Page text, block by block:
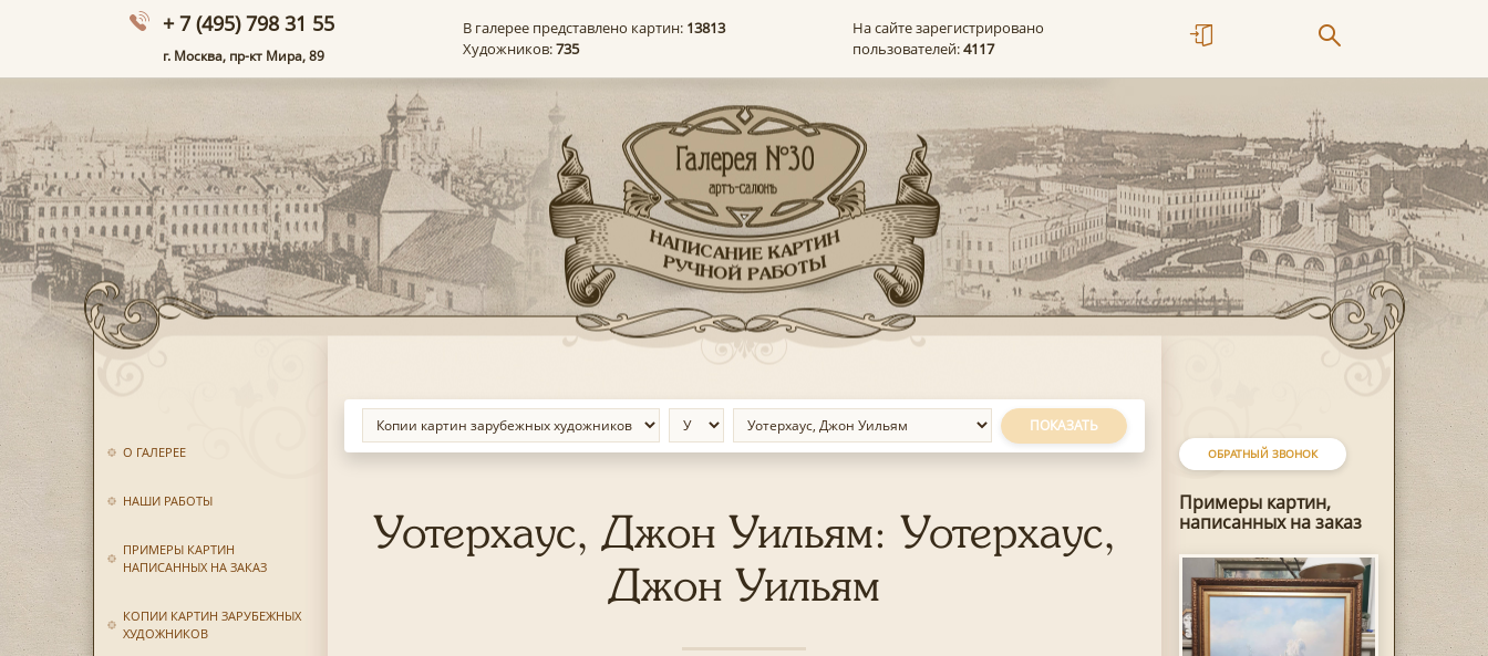
+ 7 (495) 798 31 55
г. Москва, пр-кт Мира, 89
В галерее представлено картин: 13813
Художников:735
На сайте зарегистрировано
пользователей:4117
О ГАЛЕРЕЕ
НАШИ РАБОТЫ
ПРИМЕРЫ КАРТИН
НАПИСАННЫХ НА ЗАКАЗ
КОПИИ КАРТИН ЗАРУБЕЖНЫХ
ХУДОЖНИКОВ
ОБРАТНЫЙ ЗВОНОК
Примеры картин,
написанных на заказ
ПОКАЗАТЬ
Уотерхаус, Джон Уильям: Уотерхаус,
Джон Уильям